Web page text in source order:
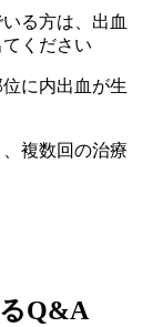
る方は、出血
ください
に内出血が生
複数回の治療
Q&A